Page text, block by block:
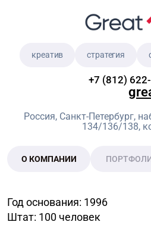
креатив стратегия
+7 (812)
Россия, Санкт-Петербург,
134/136/138,
О КОМПАНИИ
Год основания: 1996
Штат: 100 человек